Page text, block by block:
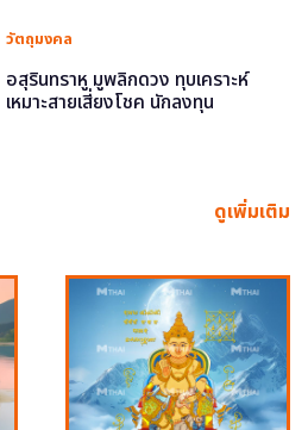
วัตถุมงคล
อสุรินทราหู มูพลิกดวง ทุบเคราะห์
เหมาะสายเสี่ยงโชค นักลงทุน
ดูเพิ่มเติม